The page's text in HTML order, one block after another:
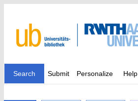
Search Submit Personalize Help